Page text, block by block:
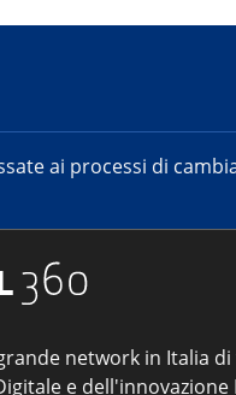
ai processi di
network in Italia
e